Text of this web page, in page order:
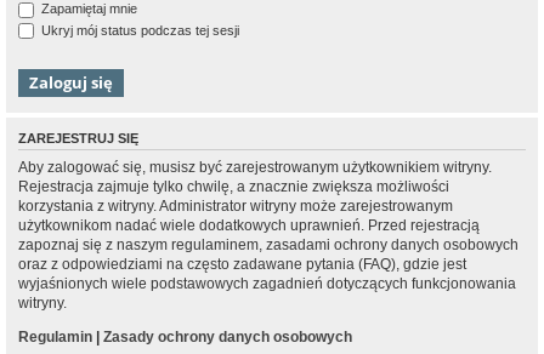
Zapamiętaj mnie
Ukryj mój status podczas tej sesji
ZAREJESTRUJ SIĘ
Aby zalogować się, musisz być zarejestrowanym użytkownikiem witryny.
Rejestracja zajmuje tylko chwilę, a znacznie zwiększa możliwości
korzystania z witryny. Administrator witryny może zarejestrowanym
użytkownikom nadać wiele dodatkowych uprawnień. Przed rejestracją
zapoznaj się z naszym regulaminem, zasadami ochrony danych osobowych
oraz z odpowiedziami na często zadawane pytania (FAQ), gdzie jest
wyjaśnionych wiele podstawowych zagadnień dotyczących funkcjonowania
witryny.
Regulamin | Zasady ochrony danych osobowych